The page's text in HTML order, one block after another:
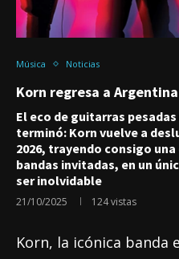
Música Noticias
Korn regresa a
El eco de guitarras
terminó: Korn vuelve a
2026, trayendo consigo
bandas invitadas, en un
ser inolvidable
21/10/2025 124vistas
Korn, la icónica banda